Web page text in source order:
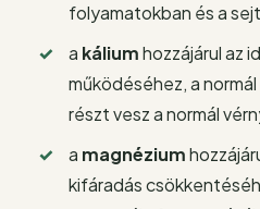
folyamatokban és a
a káliumhozzájárul az
működéséhez, a
részt vesz a normál
a magnézium
kifáradás